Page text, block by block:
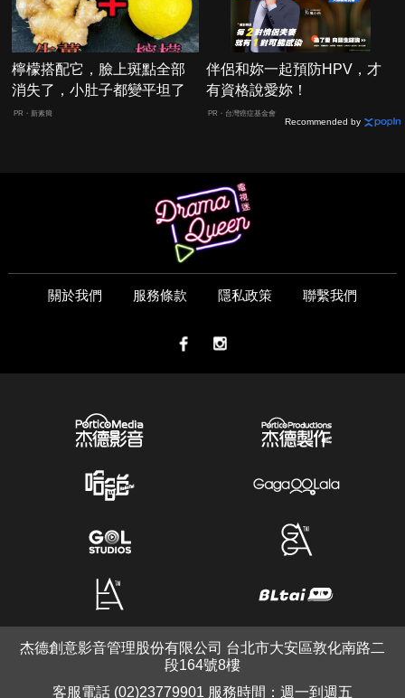
檸檬搭配它，臉上斑點全部
消失了，小肚子都變平坦了
PR・新素簡
伴侶和妳一起預防HPV，才
有資格說愛妳！
PR・台灣癌症基金會
Recommended by
關於我們 服務條款 隱私政策 聯繫我們
杰德創意影音管理股份有限公司 台北市大安區敦化南路二
段164號8樓
客服電話 (02)23779901 服務時間：週一到週五